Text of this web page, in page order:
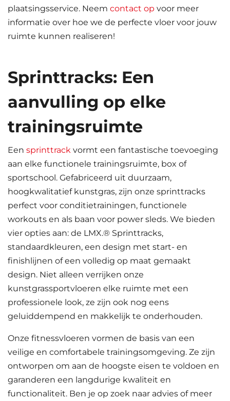
plaatsingsservice. Neem contact op voor meer
informatie over hoe we de perfecte vloer voor jouw
ruimte kunnen realiseren!
Sprinttracks: Een
aanvulling op elke
trainingsruimte
Een sprinttrack vormt een fantastische toevoeging
aan elke functionele trainingsruimte, box of
sportschool. Gefabriceerd uit duurzaam,
hoogkwalitatief kunstgras, zijn onze sprinttracks
perfect voor conditietrainingen, functionele
workouts en als baan voor power sleds. We bieden
vier opties aan: de LMX.® Sprinttracks,
standaardkleuren, een design met start- en
finishlijnen of een volledig op maat gemaakt
design. Niet alleen verrijken onze
kunstgrassportvloeren elke ruimte met een
professionele look, ze zijn ook nog eens
geluiddempend en makkelijk te onderhouden.
Onze fitnessvloeren vormen de basis van een
veilige en comfortabele trainingsomgeving. Ze zijn
ontworpen om aan de hoogste eisen te voldoen en
garanderen een langdurige kwaliteit en
functionaliteit. Ben je op zoek naar advies of meer